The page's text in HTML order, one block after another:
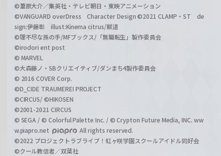
©葦原大介／集英社・テレビ朝日・東映アニメーション
©VANGUARD overDress Character Design ©2021 CLAMP・ST de
sign:伊藤彰 illust:Kinema citrus/獣道
©理不尽な孫の手/MFブックス/「無職転生」製作委員会
©irodori ent post
© MARVEL
©大森藤ノ・SBクリエイティブ/ダンまち4製作委員会
© 2016 COVER Corp.
©D_CIDE TRAUMEREI PROJECT
©CIRCUS/ ©HIKOSEN
©2001-2021 CIRCUS
© SEGA / © Colorful Palette Inc. / © Crypton Future Media, INC. ww
w.piapro.net
All rights reserved.
©2022 プロジェクトラブライブ！虹ヶ咲学園スクールアイドル同好会
©クール教信者／双葉社